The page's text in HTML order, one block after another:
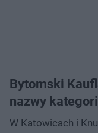
Bytomski
nazwy
W Katowicach i